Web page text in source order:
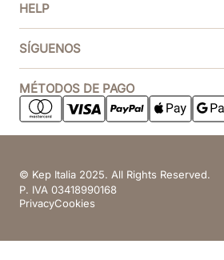
HELP
SÍGUENOS
MÉTODOS DE PAGO
© Kep Italia 2025. All Rights Reserved.
P. IVA 03418990168
PrivacyCookies